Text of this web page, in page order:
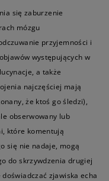
się zaburzenie
mózgu
przyjemności i
występujących w
a także
najczęściej mają
że ktoś go śledzi),
obserwowany lub
które komentują
się nie nadaje, mogą
do skrzywdzenia drugiej
zjawiska echa